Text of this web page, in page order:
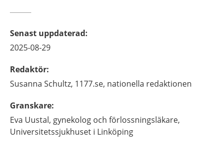
Senast uppdaterad:
2025-08-29
Redaktör:
Susanna Schultz, 1177.se, nationella redaktionen
Granskare:
Eva Uustal, gynekolog och förlossningsläkare,
Universitetssjukhuset i Linköping